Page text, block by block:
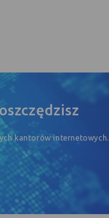
kantorów internetowych.